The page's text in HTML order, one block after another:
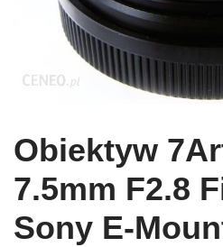
Obiektyw
7.5mm F2.8
Sony E-